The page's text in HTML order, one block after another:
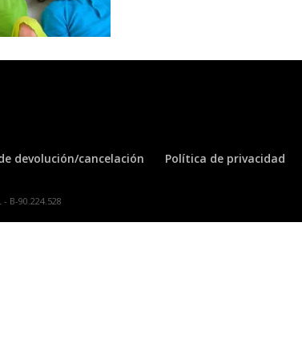
devolución/cancelación Política de privacidad
- B-90.224.528